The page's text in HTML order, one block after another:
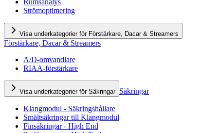
Strömoptimering
Visa underkategorier för Förstärkare, Dacar & Streamers
Förstärkare, Dacar & Streamers
A/D-omvandlare
RIAA-förstärkare
Visa underkategorier för Säkringar Säkringar
Klangmodul - Säkringshållare
Smältsäkringar till Klangmodul
Finsäkringar - High End